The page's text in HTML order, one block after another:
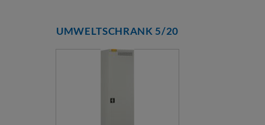
UMWELTSCHRANK 5/20